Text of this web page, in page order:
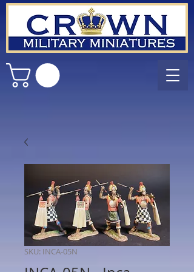
SKU: INCA-05N